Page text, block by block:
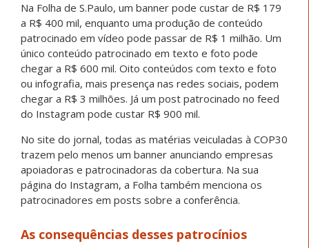
Na Folha de S.Paulo, um banner pode custar de R$ 179
a R$ 400 mil, enquanto uma produção de conteúdo
patrocinado em vídeo pode passar de R$ 1 milhão. Um
único conteúdo patrocinado em texto e foto pode
chegar a R$ 600 mil. Oito conteúdos com texto e foto
ou infografia, mais presença nas redes sociais, podem
chegar a R$ 3 milhões. Já um post patrocinado no feed
do Instagram pode custar R$ 900 mil.
No site do jornal, todas as matérias veiculadas à COP30
trazem pelo menos um banner anunciando empresas
apoiadoras e patrocinadoras da cobertura. Na sua
página do Instagram, a Folha também menciona os
patrocinadores em posts sobre a conferência.
As consequências desses patrocínios